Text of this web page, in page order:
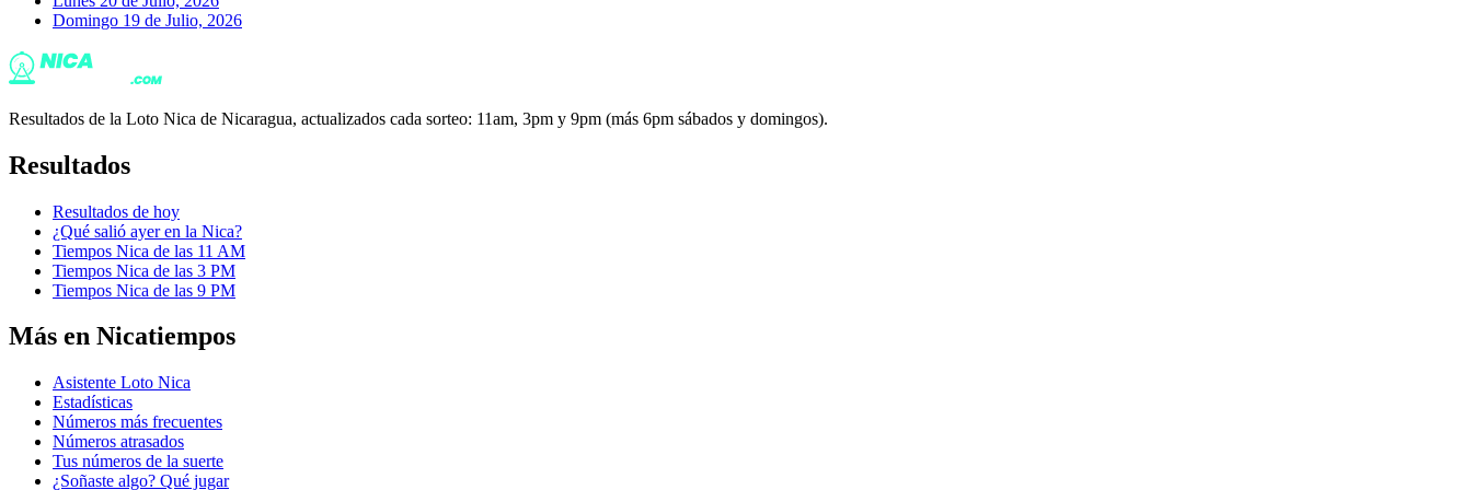
Domingo 19 de Julio, 2026
Resultados de la Loto Nica de Nicaragua, actualizados cada sorteo: 11am, 3pm y 9pm (más 6pm sábados y domingos).
Resultados
Resultados de hoy
¿Qué salió ayer en la Nica?
Tiempos Nica de las 11 AM
Tiempos Nica de las 3 PM
Tiempos Nica de las 9 PM
Más en Nicatiempos
Asistente Loto Nica
Estadísticas
Números más frecuentes
Números atrasados
Tus números de la suerte
¿Soñaste algo? Qué jugar